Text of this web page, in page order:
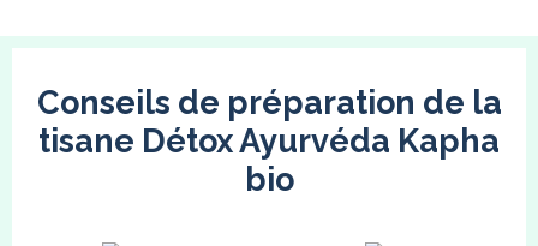
Conseils de préparation de la
tisane Détox Ayurvéda Kapha
bio